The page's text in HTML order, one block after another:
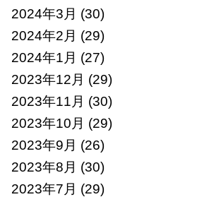
2024年3月 (30)
2024年2月 (29)
2024年1月 (27)
2023年12月 (29)
2023年11月 (30)
2023年10月 (29)
2023年9月 (26)
2023年8月 (30)
2023年7月 (29)